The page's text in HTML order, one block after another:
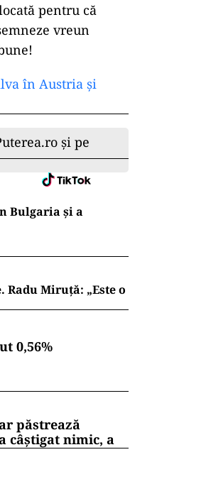
pentru că
vreun
în Austria și
și pe
Bulgaria şi a
Miruță: „Este o
0,56%
păstrează
câștigat nimic, a